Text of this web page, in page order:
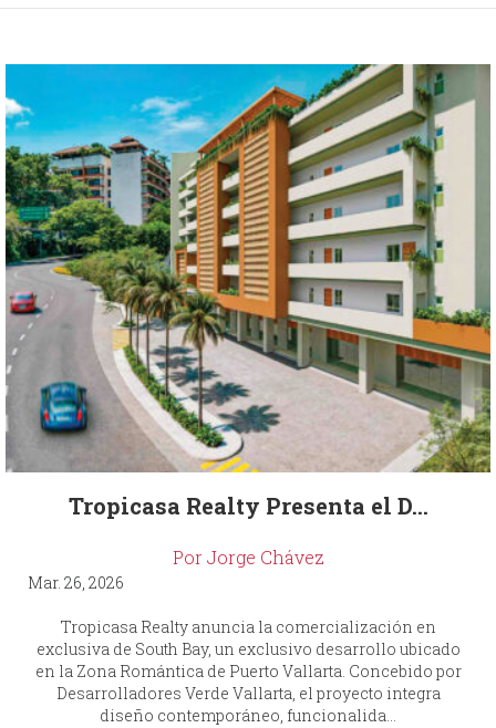
Tropicasa Realty Presenta el D...
Por Jorge Chávez
Mar. 26, 2026
Tropicasa Realty anuncia la comercialización en
exclusiva de South Bay, un exclusivo desarrollo ubicado
en la Zona Romántica de Puerto Vallarta. Concebido por
Desarrolladores Verde Vallarta, el proyecto integra
diseño contemporáneo, funcionalida...